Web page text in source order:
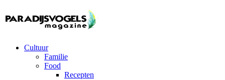
Cultuur
Familie
Food
Recepten